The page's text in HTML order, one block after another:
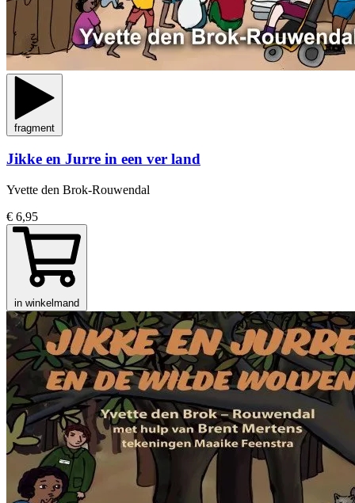
fragment
Jikke en Jurre in een ver land
Yvette den Brok-Rouwendal
€ 6,95
in winkelmand